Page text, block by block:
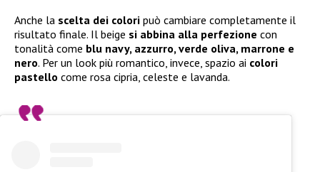
Anche la scelta dei colori può cambiare completamente il
risultato finale. Il beige si abbina alla perfezione con
tonalità come blu navy, azzurro, verde oliva, marrone e
nero. Per un look più romantico, invece, spazio ai colori
pastello come rosa cipria, celeste e lavanda.